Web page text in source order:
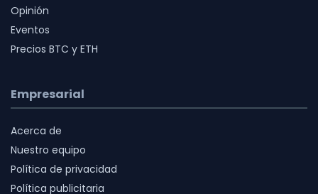
Opinión
Eventos
Precios BTC y ETH
Empresarial
Acerca de
Nuestro equipo
Política de privacidad
Política publicitaria